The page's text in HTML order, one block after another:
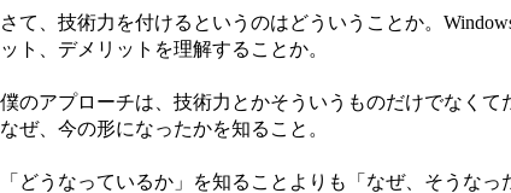
さて、技術力を付けるというのはどういうことか。
ット、デメリットを理解することか。
僕のアプローチは、技術力とかそういうものだけでなくて
なぜ、今の形になったかを知ること。
「どうなっているか」を知ることよりも「なぜ、そうな